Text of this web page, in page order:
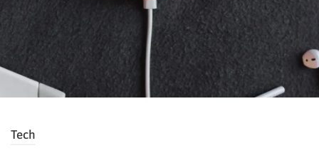
Tech